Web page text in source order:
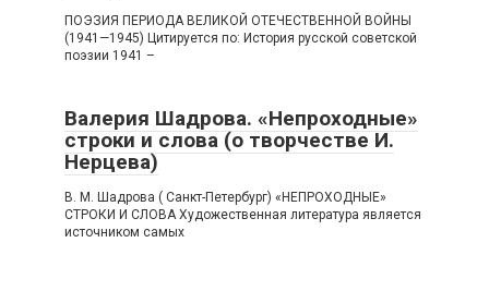
ПОЭЗИЯ ПЕРИОДА ВЕЛИКОЙ ОТЕЧЕСТВЕННОЙ ВОЙНЫ
(1941—1945) Цитируется по: История русской советской
поэзии 1941 –
Валерия Шадрова. «Непроходные»
строки и слова (о творчестве И.
Нерцева)
В. М. Шадрова ( Санкт-Петербург) «НЕПРОХОДНЫЕ»
СТРОКИ И СЛОВА Художественная литература является
источником самых